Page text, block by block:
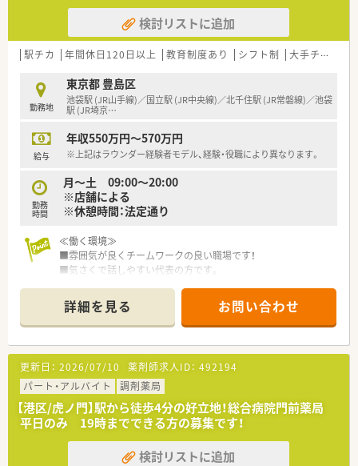
≪こんな方、歓迎！≫
■漢方カウンセリングにご興味ある方！
■奉仕精神があり、人との対話が好きな方
■患者様の不安に寄り添える共感力をお持ちの方、などお問合せ
≪未経験の方も安心の研修制度≫
■中医学・鍼灸知識やカウンセリング、接客スキルなどの研修は
3ヶ月の実務研修があり、未経験の方もしっかり学ぶことができ
ます（その後店舗へ配属）
≪こんな会社です≫
■都内・千葉県に20店舗展開中です！鍼灸院が併設されている店
舗もございます。
ている会社です。中医師の在籍数は全国でトップを誇りレベル
の高い医療を提供されています。
■薬剤師のステータスでもある『臨床薬剤師』を目指したい方必
■資格取得制度も充実！
国際中医師・心理カウンセラーなど！
漢方医学はもちろん、西洋医学にも日々研鑽し、患者さまの求
※会社をあげて臨床に有益な資格取得を応援しています！
検討リストに追加
駅チカ 年間休日120日以上 教育制度あり シフト制 大手チェーン以外
勤務地
東京都 豊島区
池袋駅 (JR山手線)／国立駅 (JR中央線)／北千住駅 (JR常磐線)／池袋
駅 (JR埼京…
給与
年収550万円～570万円
※上記はラウンダー経験者モデル、経験・役職により異なります。
勤務
時間
月～土 09:00～20:00
※店舗による
※休憩時間：法定通り
≪働く環境≫
■雰囲気が良くチームワークの良い職場です！
■気さくで話しやすい代表の方です。
≪こんな方にオススメです≫
■高収入を得たい！将来独立したい！など多彩なキャリアコース
がある環境で働きたい方
・・＊ 企業の特徴 ＊・・
■買収で毎年店舗を増やしています。
独立希望の方は、将来的に店舗ごと独立いただくことも可能で
す。
■成果報酬型ですので、数字でしっかり評価されたい方にお勧め
です、年収も評価によりアップ！
詳細を見る お問い合わせ
更新日： 2026/07/10 薬剤師求人ID： 492194
パート・アルバイト
調剤薬局
【港区/虎ノ門】駅から徒歩4分の好立地！総合病院門前薬局
平日のみ 19時までできる方の募集です！
検討リストに追加